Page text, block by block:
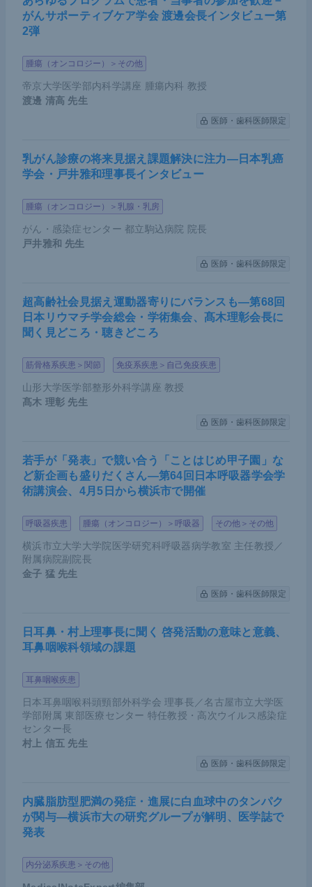
がんサポーティブケア学会 渡邊会長インタビュー第
2弾
腫瘍（オンコロジー）＞その他
帝京大学医学部内科学講座 腫瘍内科 教授
渡邊 清高 先生
医師・歯科医師限定
乳がん診療の将来見据え課題解決に注力―日本乳癌
学会・戸井雅和理事長インタビュー
腫瘍（オンコロジー）＞乳腺・乳房
がん・感染症センター 都立駒込病院 院長
戸井雅和 先生
医師・歯科医師限定
超高齢社会見据え運動器寄りにバランスも―第68回
日本リウマチ学会総会・学術集会、髙木理彰会長に
聞く見どころ・聴きどころ
筋骨格系疾患＞関節 免疫系疾患＞自己免疫疾患
山形大学医学部整形外科学講座 教授
髙木 理彰 先生
医師・歯科医師限定
若手が「発表」で競い合う「ことはじめ甲子園」な
ど新企画も盛りだくさん―第64回日本呼吸器学会学
術講演会、4月5日から横浜市で開催
呼吸器疾患 腫瘍（オンコロジー）＞呼吸器 その他＞その他
横浜市立大学大学院医学研究科呼吸器病学教室 主任教授／
附属病院副院長
金子 猛 先生
医師・歯科医師限定
日耳鼻・村上理事長に聞く 啓発活動の意味と意義、
耳鼻咽喉科領域の課題
耳鼻咽喉疾患
日本耳鼻咽喉科頭頸部外科学会 理事長／名古屋市立大学医
学部附属 東部医療センター 特任教授・高次ウイルス感染症
センター長
村上 信五 先生
医師・歯科医師限定
内臓脂肪型肥満の発症・進展に白血球中のタンパク
が関与―横浜市大の研究グループが解明、医学誌で
発表
内分泌系疾患＞その他